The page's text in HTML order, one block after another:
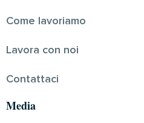
Come lavoriamo
Lavora con noi
Contattaci
Media